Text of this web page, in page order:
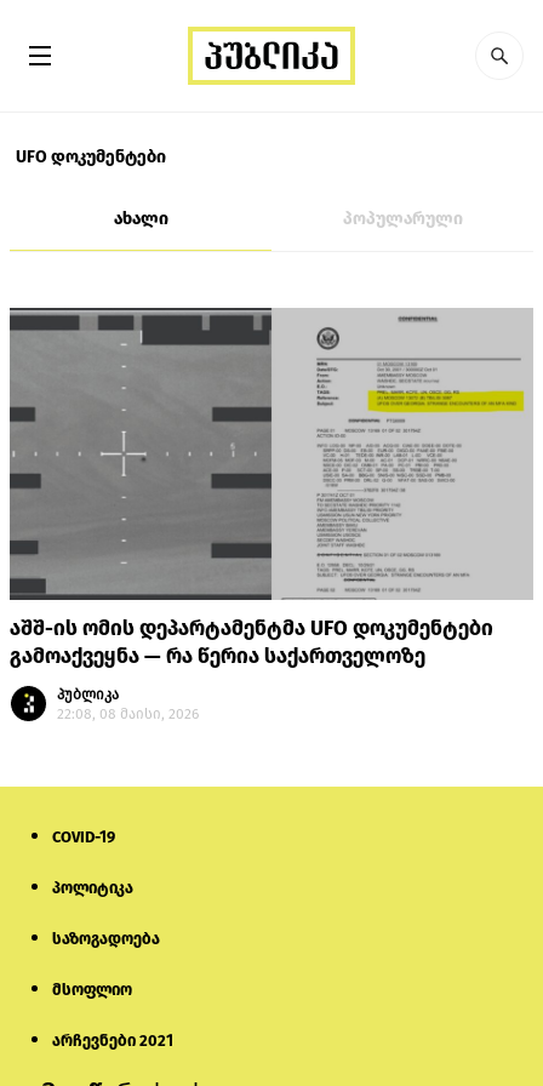
UFO დოკუმენტები
ახალი პოპულარული
აშშ-ის ომის დეპარტამენტმა UFO დოკუმენტები
გამოაქვეყნა — რა წერია საქართველოზე
პუბლიკა
22:08, 08 მაისი, 2026
COVID-19
პოლიტიკა
საზოგადოება
მსოფლიო
არჩევნები 2021